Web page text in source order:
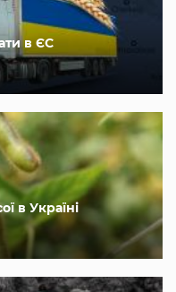
в ЄС
в Україні